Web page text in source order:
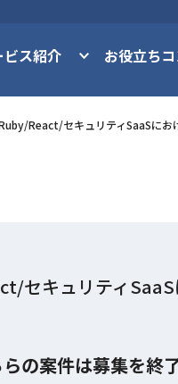
ビス紹介 お役立ち
React/セキュリティSaaSにお
セキュリティ
の案件は募集を終